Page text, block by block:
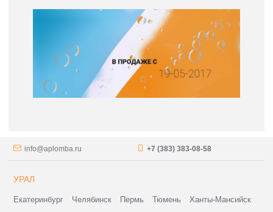
info@aplomba.ru +7 (383) 383-08-58
УРАЛ
Екатеринбург Челябинск Пермь Тюмень Ханты-Мансийск